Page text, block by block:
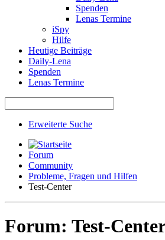
Spenden
Lenas Termine
iSpy
Hilfe
Heutige Beiträge
Daily-Lena
Spenden
Lenas Termine
Erweiterte Suche
Forum
Community
Probleme, Fragen und Hilfen
Test-Center
Forum: Test-